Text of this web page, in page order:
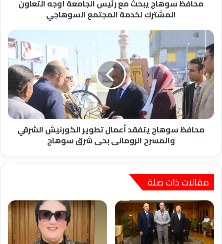
محافظ سوهاج يبحث مع رئيس الجامعة أوجه التعاون
المشترك لخدمة المجتمع السوهاجي
محافظ
سوهاج
يتفقد
أعمال
تطوير
الكورنيش
الشرقي
والمسرح
الرومانى
بحىمحافظ سوهاج يتفقد أعمال تطوير الكورنيش الشرقي
والمسرح الرومانى بحى شرق سوهاج
مقالات ذات صلة